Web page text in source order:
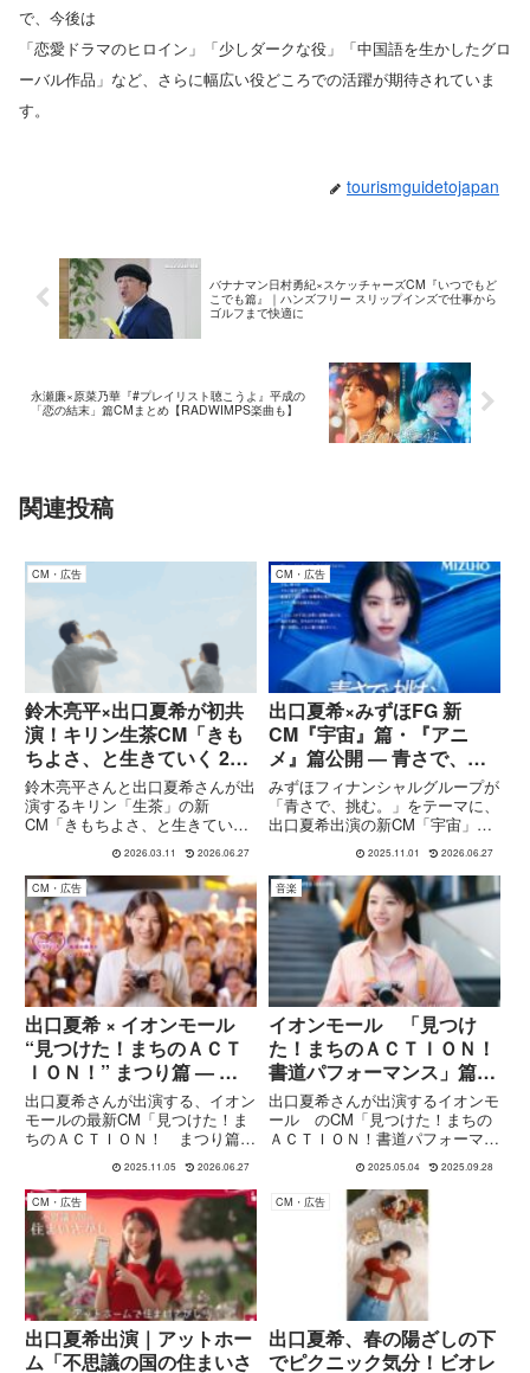
で、今後は
「恋愛ドラマのヒロイン」「少しダークな役」「中国語を生かしたグロ
ーバル作品」など、さらに幅広い役どころでの活躍が期待されていま
す。
tourismguidetojapan
バナナマン日村勇紀×スケッチャーズCM『いつでもど
こでも篇』｜ハンズフリー スリップインズで仕事から
ゴルフまで快適に
永瀬廉×原菜乃華『#プレイリスト聴こうよ』平成の
「恋の結末」篇CMまとめ【RADWIMPS楽曲も】
関連投稿
CM・広告
鈴木亮平×出口夏希が初共
演！キリン生茶CM「きも
ちよさ、と生きていく 2
人」篇
鈴木亮平さんと出口夏希さんが出
演するキリン「生茶」の新
CM「きもちよさ、と生きていく
2人」篇が公開されました。本
CMは、「きもちよさ、と生きて
いく。」というブランドメッセー
ジのもと制作されたシリーズの一
つで、今回初めて鈴木亮平さんと
出口夏...
2026.03.11 2026.06.27
CM・広告
出口夏希×みずほFG 新
CM『宇宙』篇・『アニ
メ』篇公開 ― 青さで、挑
む。
みずほフィナンシャルグループが
「青さで、挑む。」をテーマに、
出口夏希出演の新CM「宇宙」
篇・「アニメ」篇を11／3から放
映開始。未知へ挑む宇宙・世界へ
羽ばたくアニメ文化を通して、
「ともに挑む。ともに実る。」を
掲げるメッセージと映像を紹介し
ます。
2025.11.01 2026.06.27
CM・広告
出口夏希 × イオンモール
“見つけた！まちのＡＣＴ
ＩＯＮ！” まつり篇 — 地
域と出会う、モールの新し
いかたち
出口夏希さんが出演する、イオン
モールの最新CM「見つけた！ま
ちのＡＣＴＩＯＮ！ まつり篇」
が公開。地域のお祭りや人のつな
がりをテーマに、モールを通じ
て“まち”と出会う瞬間を描く映像
を、ブログで詳しく解説します。
2025.11.05 2026.06.27
音楽
イオンモール 「見つけ
た！まちのＡＣＴＩＯＮ！
書道パフォーマンス」篇
出口夏希 CMソング
LUCKY TAPES
出口夏希さんが出演するイオンモ
ール のCM「見つけた！まちの
ＡＣＴＩＯＮ！書道パフォーマン
ス」篇のCMソングに LUCKY
TAPES 新曲『ASOBO』が使用
されています。
2025.05.04 2025.09.28
CM・広告
出口夏希出演｜アットホー
ム「不思議の国の住まいさ
CM・広告
出口夏希、春の陽ざしの下
でピクニック気分！ビオレ